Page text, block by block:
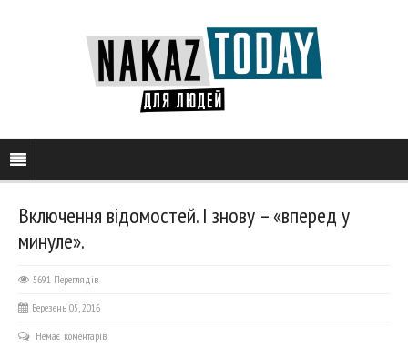
Включення відомостей. І знову – «вперед у
минуле».
5691 Переглядів
Березень 05, 2016
Немає коментарів